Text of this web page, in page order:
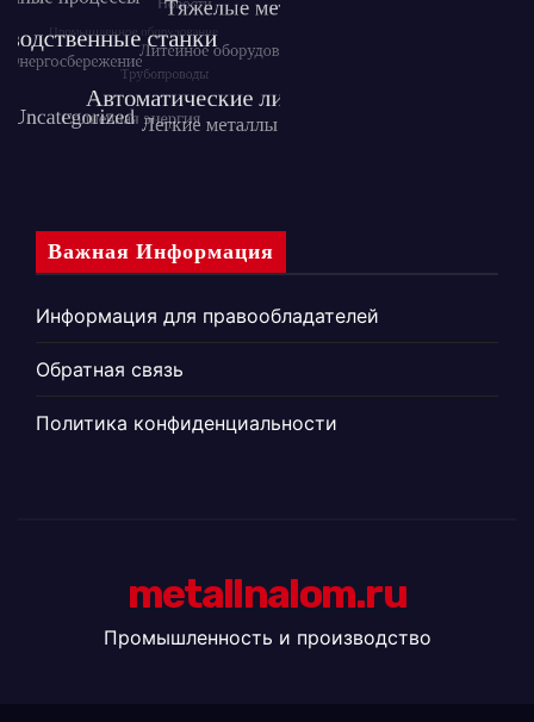
Важная Информация
Информация для правообладателей
Обратная связь
Политика конфиденциальности
metallnalom.ru
Промышленность и производство